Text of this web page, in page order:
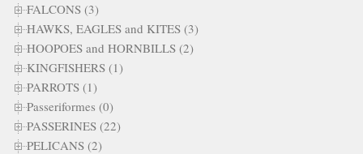
FALCONS (3)
HAWKS, EAGLES and KITES (3)
HOOPOES and HORNBILLS (2)
KINGFISHERS (1)
PARROTS (1)
Passeriformes (0)
PASSERINES (22)
PELICANS (2)